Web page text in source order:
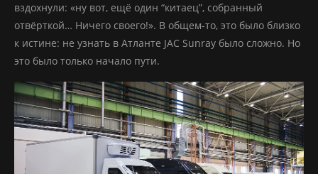
вздохнули: «ну вот, ещё один “китаец”, собранный
отвёрткой… Ничего своего!». В общем-то, это было близко
к истине: не узнать в Атланте JAC Sunray было сложно. Но
это было только начало пути.